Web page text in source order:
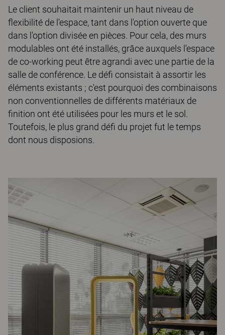
Le client souhaitait maintenir un haut niveau de
flexibilité de l'espace, tant dans l'option ouverte que
dans l'option divisée en pièces. Pour cela, des murs
modulables ont été installés, grâce auxquels l'espace
de co-working peut être agrandi avec une partie de la
salle de conférence. Le défi consistait à assortir les
éléments existants ; c'est pourquoi des combinaisons
non conventionnelles de différents matériaux de
finition ont été utilisées pour les murs et le sol.
Toutefois, le plus grand défi du projet fut le temps
dont nous disposions.